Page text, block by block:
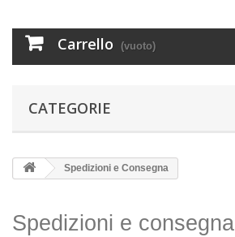
Carrello (vuoto)
CATEGORIE
Spedizioni e Consegna
Spedizioni e consegna